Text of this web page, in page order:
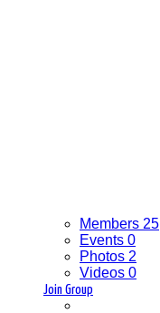
Members 25
Events 0
Photos 2
Videos 0
Join Group